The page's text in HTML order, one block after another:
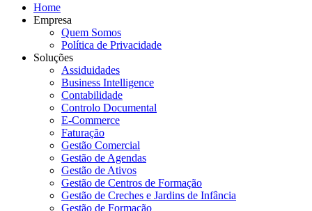
Home
Empresa
Quem Somos
Política de Privacidade
Soluções
Assiduidades
Business Intelligence
Contabilidade
Controlo Documental
E-Commerce
Faturação
Gestão Comercial
Gestão de Agendas
Gestão de Ativos
Gestão de Centros de Formação
Gestão de Creches e Jardins de Infância
Gestão de Formação